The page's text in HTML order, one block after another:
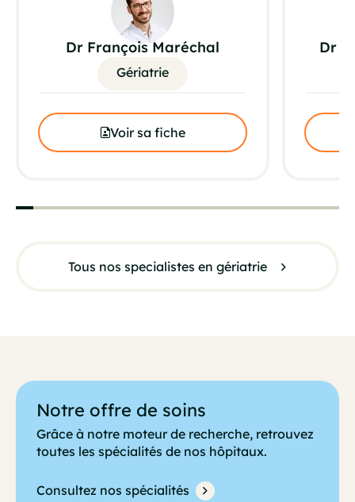
Tous nos specialistes en gériatrie
Dr François Maréchal
Gériatrie
Voir sa fiche
Dr
Notre offre de soins
Grâce à notre moteur de recherche, retrouvez
toutes les spécialités de nos hôpitaux.
Consultez nos spécialités